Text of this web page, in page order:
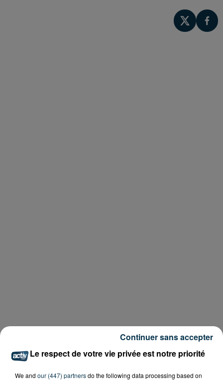
Le respect de votre vie privée est notre priorité
We and our (447) partnersdo the following data processing based on
Continuer sans accepter